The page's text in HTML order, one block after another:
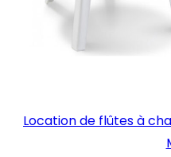
Location de flûtes à